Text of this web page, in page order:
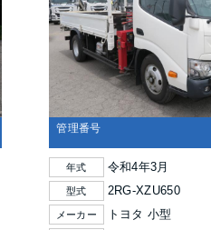
管理番号
年式 令和4年3月
型式 2RG-XZU650
メーカー トヨタ 小型